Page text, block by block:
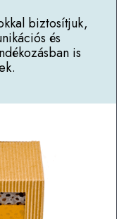
biztosítjuk,
és
is